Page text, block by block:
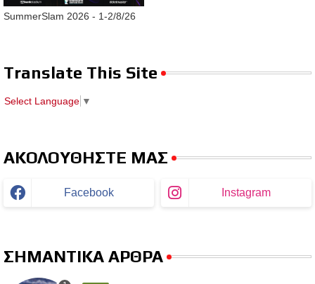
SummerSlam 2026 - 1-2/8/26
Translate This Site
Select Language ▼
ΑΚΟΛΟΥΘΗΣΤΕ ΜΑΣ
Facebook Instagram
ΣΗΜΑΝΤΙΚΑ ΑΡΘΡΑ